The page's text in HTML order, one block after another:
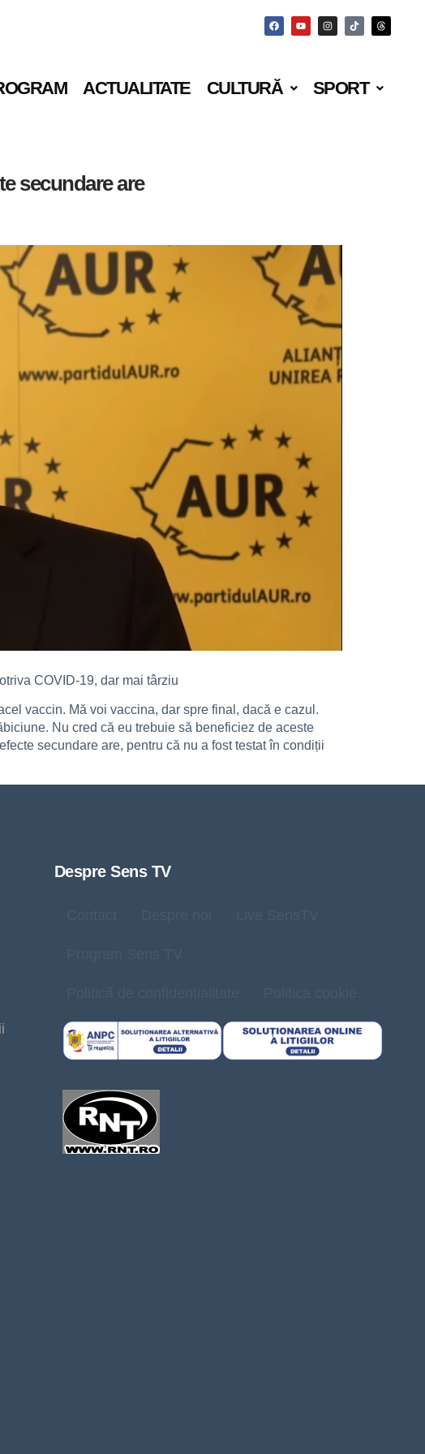
ACTUALITATE CULTURĂ SPORT
secundare are
COVID-19, dar mai târziu
vaccin. Mă voi vaccina, dar spre final, dacă e cazul.
Nu cred că eu trebuie să beneficiez de aceste
secundare are, pentru că nu a fost testat în condiții
Despre Sens TV